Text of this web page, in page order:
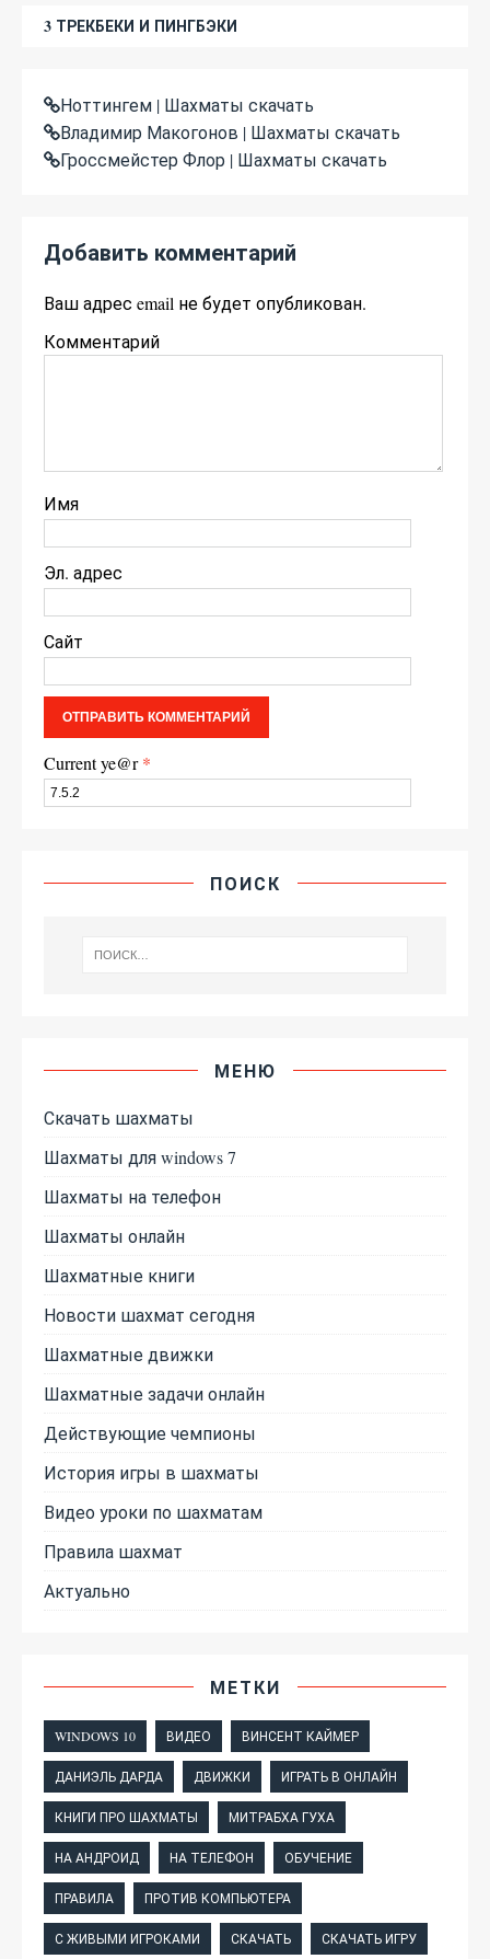
3 ТРЕКБЕКИ И ПИНГБЭКИ
Ноттингем | Шахматы скачать
Владимир Макогонов | Шахматы скачать
Гроссмейстер Флор | Шахматы скачать
Добавить комментарий
Ваш адрес email не будет опубликован.
Комментарий
Имя
Эл. адрес
Сайт
Current ye@r*
ПОИСК
МЕНЮ
Скачать шахматы
Шахматы для windows 7
Шахматы на телефон
Шахматы онлайн
Шахматные книги
Новости шахмат сегодня
Шахматные движки
Шахматные задачи онлайн
Действующие чемпионы
История игры в шахматы
Видео уроки по шахматам
Правила шахмат
Актуально
МЕТКИ
WINDOWS 10 ВИДЕО ВИНСЕНТ КАЙМЕР
ДАНИЭЛЬ ДАРДА ДВИЖКИ ИГРАТЬ В ОНЛАЙН
КНИГИ ПРО ШАХМАТЫ МИТРАБХА ГУХА
НА АНДРОИД НА ТЕЛЕФОН ОБУЧЕНИЕ
ПРАВИЛА ПРОТИВ КОМПЬЮТЕРА
С ЖИВЫМИ ИГРОКАМИ СКАЧАТЬ СКАЧАТЬ ИГРУ